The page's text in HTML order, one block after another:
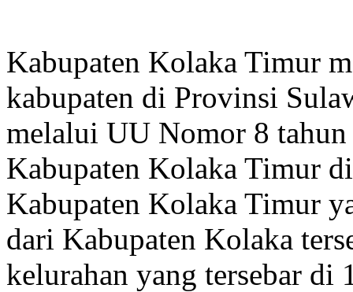
Kabupaten Kolaka Timur
kabupaten di Provinsi
melalui UU Nomor 8
Kabupaten Kolaka Timur
Kabupaten Kolaka Timur
dari Kabupaten Kolaka
kelurahan yang tersebar di